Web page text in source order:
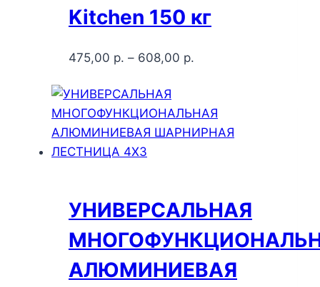
Kitchen 150 кг
475,00 р. – 608,00 р.
УНИВЕРСАЛЬНАЯ
АЛЮМИНИЕВАЯ